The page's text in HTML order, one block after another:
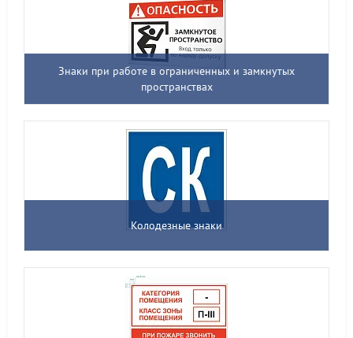
Знаки при работе в ограниченных и замкнутых
пространствах
Колодезные знаки